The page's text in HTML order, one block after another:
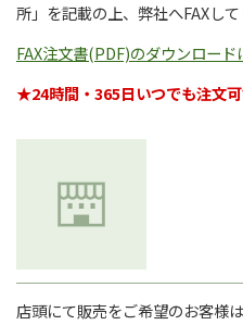
所」を記載の上、弊社へFAXして
FAX注文書(PDF)のダウンロード
★24時間・365日いつでも注文
店頭にて販売をご希望のお客様